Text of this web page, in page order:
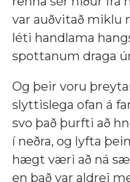
var auðvitað miklu
léti handlama
spottanum draga
Og þeir voru
slyttislega ofan á
svo það þurfti að
í neðra, og lyfta
hægt væri að ná
en það var aldrei